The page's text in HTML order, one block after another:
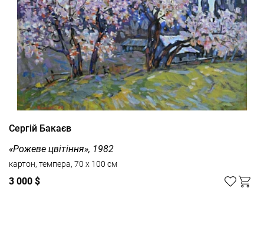
Сергій Бакаєв
«Рожеве цвітіння», 1982
картон, темпера, 70 x 100 см
3 000 $